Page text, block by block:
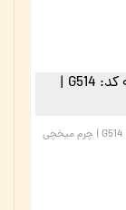
کفش کلاسیک اداری/مدیریتی چرم طبیعی مردانه کد: G514 |